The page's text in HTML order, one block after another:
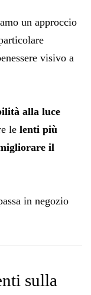
un approccio
visivo a
alla luce
le lenti più
il
in negozio
sulla